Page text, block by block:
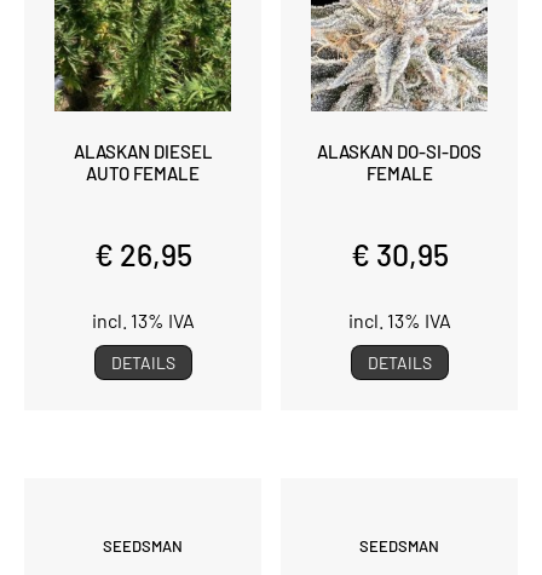
ALASKAN DIESEL
AUTO FEMALE
€ 26,95
incl. 13% IVA
DETAILS
ALASKAN DO-SI-DOS
FEMALE
€ 30,95
incl. 13% IVA
DETAILS
SEEDSMAN SEEDSMAN